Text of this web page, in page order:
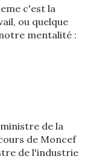
c'est la
ou quelque
mentalité :
de la
de Moncef
de l'industrie